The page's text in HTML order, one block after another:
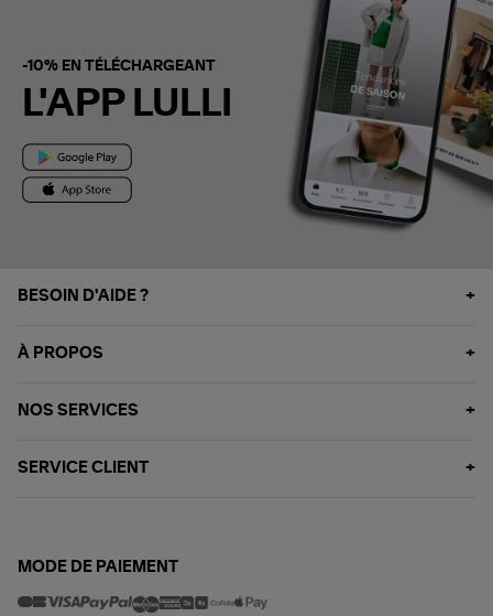
-10% EN TÉLÉCHARGEANT
L'APP LULLI
BESOIN D'AIDE ?
À PROPOS
NOS SERVICES
SERVICE CLIENT
MODE DE PAIEMENT